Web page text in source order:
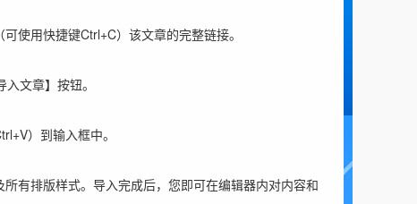
使用快捷键Ctrl+C）该文章的完整链接。
文章】按钮。
）到输入框中。
有排版样式。导入完成后，您即可在编辑器内对内容和